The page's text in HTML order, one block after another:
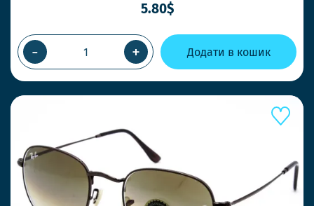
5.80$
- + Додати в кошик